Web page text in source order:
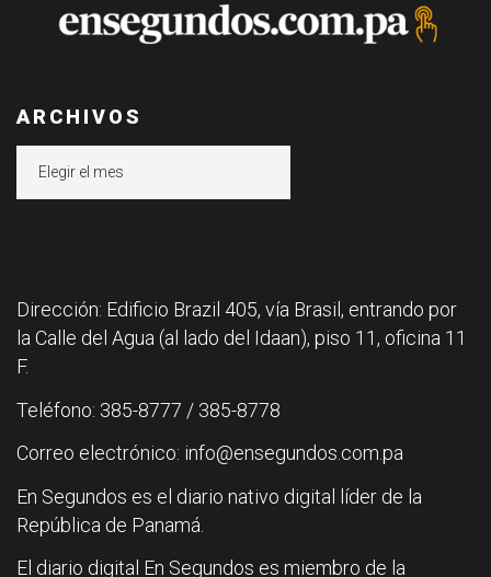
ARCHIVOS
Dirección: Edificio Brazil 405, vía Brasil, entrando por
la Calle del Agua (al lado del Idaan), piso 11, oficina 11
F.
Teléfono: 385-8777 / 385-8778
Correo electrónico: info@ensegundos.com.pa
En Segundos es el diario nativo digital líder de la
República de Panamá.
El diario digital En Segundos es miembro de la